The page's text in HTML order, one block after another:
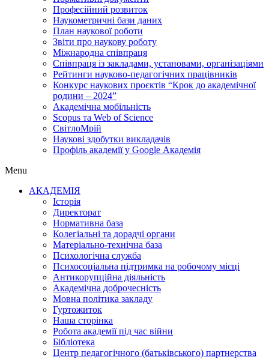
Професійний розвиток
Наукометричні бази даних
План наукової роботи
Звіти про наукову роботу
Міжнародна співпраця
Співпраця із закладами, установами, організаціями
Рейтинги науково-педагогічних працівників
Конкурс наукових проєктів “Крок до академічної
родини – 2024”
Академічна мобільність
Scopus та Web of Science
СвітлоМрій
Наукові здобутки викладачів
Профіль академії у Google Академія
Menu
АКАДЕМІЯ
Історія
Директорат
Нормативна база
Колегіальні та дорадчі органи
Матеріально-технічна база
Психологічна служба
Психосоціальна підтримка на робочому місці
Антикорупційна діяльність
Академічна доброчесність
Мовна політика закладу
Гуртожиток
Наша сторінка
Робота академії під час війни
Бібліотека
Центр педагогічного (батьківського) партнерства